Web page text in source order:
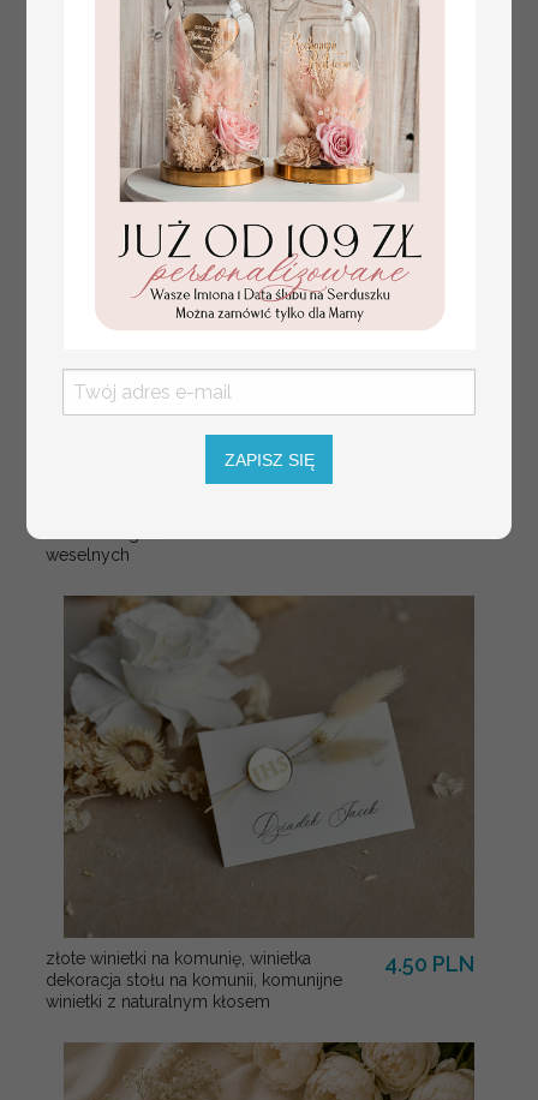
usadzenie gości na
weselu, tablica
weselnych
100 PLN/125.00 PLN
złote winietki na komunię, winietka
dekoracja stołu na komunii, komunijne
winietki z naturalnym kłosem
4.50 PLN
ZAPISZ SIĘ